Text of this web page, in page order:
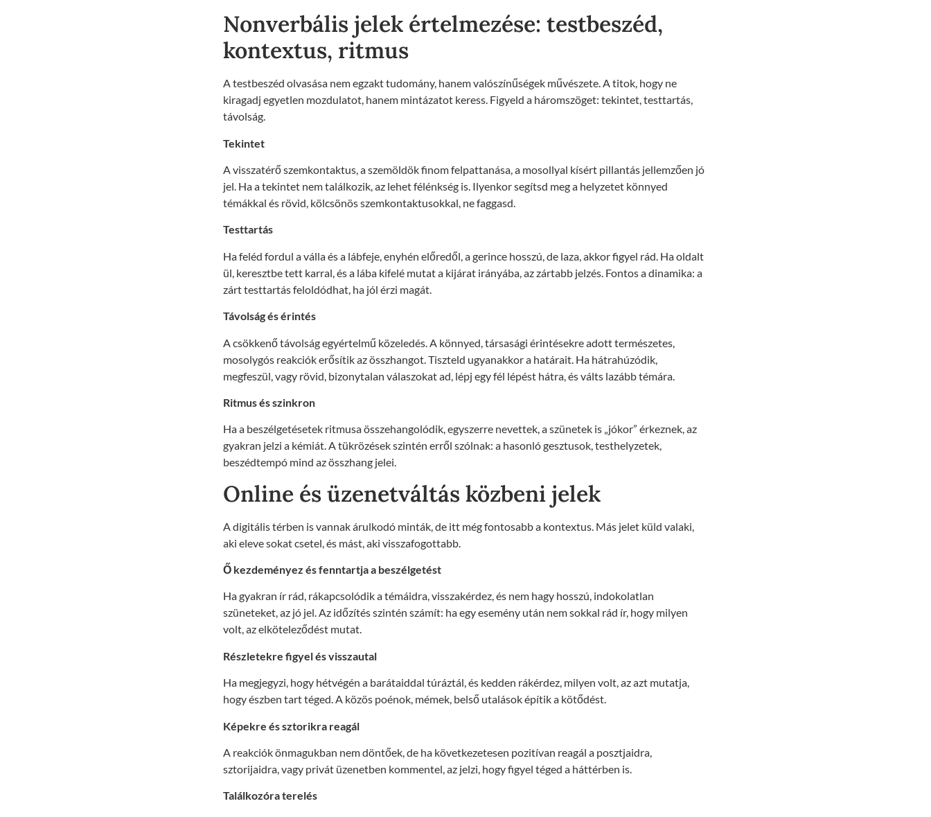
Nonverbális jelek értelmezése: testbeszéd,
kontextus, ritmus
A testbeszéd olvasása nem egzakt tudomány, hanem valószínűségek művészete. A titok, hogy ne
kiragadj egyetlen mozdulatot, hanem mintázatot keress. Figyeld a háromszöget: tekintet, testtartás,
távolság.
Tekintet
A visszatérő szemkontaktus, a szemöldök finom felpattanása, a mosollyal kísért pillantás jellemzően jó
jel. Ha a tekintet nem találkozik, az lehet félénkség is. Ilyenkor segítsd meg a helyzetet könnyed
témákkal és rövid, kölcsönös szemkontaktusokkal, ne faggasd.
Testtartás
Ha feléd fordul a válla és a lábfeje, enyhén előredől, a gerince hosszú, de laza, akkor figyel rád. Ha oldalt
ül, keresztbe tett karral, és a lába kifelé mutat a kijárat irányába, az zártabb jelzés. Fontos a dinamika: a
zárt testtartás feloldódhat, ha jól érzi magát.
Távolság és érintés
A csökkenő távolság egyértelmű közeledés. A könnyed, társasági érintésekre adott természetes,
mosolygós reakciók erősítik az összhangot. Tiszteld ugyanakkor a határait. Ha hátrahúzódik,
megfeszül, vagy rövid, bizonytalan válaszokat ad, lépj egy fél lépést hátra, és válts lazább témára.
Ritmus és szinkron
Ha a beszélgetésetek ritmusa összehangolódik, egyszerre nevettek, a szünetek is „jókor” érkeznek, az
gyakran jelzi a kémiát. A tükrözések szintén erről szólnak: a hasonló gesztusok, testhelyzetek,
beszédtempó mind az összhang jelei.
Online és üzenetváltás közbeni jelek
A digitális térben is vannak árulkodó minták, de itt még fontosabb a kontextus. Más jelet küld valaki,
aki eleve sokat csetel, és mást, aki visszafogottabb.
Ő kezdeményez és fenntartja a beszélgetést
Ha gyakran ír rád, rákapcsolódik a témáidra, visszakérdez, és nem hagy hosszú, indokolatlan
szüneteket, az jó jel. Az időzítés szintén számít: ha egy esemény után nem sokkal rád ír, hogy milyen
volt, az elköteleződést mutat.
Részletekre figyel és visszautal
Ha megjegyzi, hogy hétvégén a barátaiddal túráztál, és kedden rákérdez, milyen volt, az azt mutatja,
hogy észben tart téged. A közös poénok, mémek, belső utalások építik a kötődést.
Képekre és sztorikra reagál
A reakciók önmagukban nem döntőek, de ha következetesen pozitívan reagál a posztjaidra,
sztorijaidra, vagy privát üzenetben kommentel, az jelzi, hogy figyel téged a háttérben is.
Találkozóra terelés